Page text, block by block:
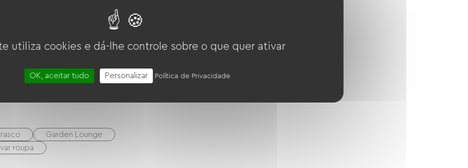
Refrigerador
Garden Lounge
roupa
utiliza cookies e dá-lhe controle sobre o que quer ativar
OK, aceitar tudo Personalizar Política de Privacidade